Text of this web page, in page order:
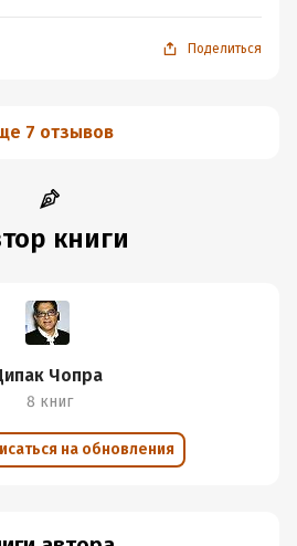
Поделиться
7 отзывов
книги
Чопра
8 книг
на обновления